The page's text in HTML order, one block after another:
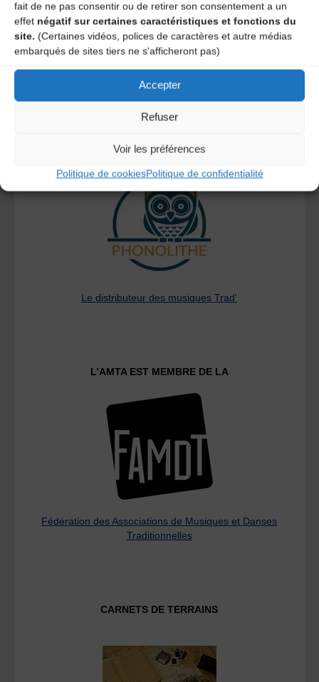
fait de ne pas consentir ou de retirer son consentement a un
effet négatif sur certaines caractéristiques et fonctions du
site. (Certaines vidéos, polices de caractères et autre médias
embarqués de sites tiers ne s'afficheront pas)
Accepter
Refuser
Voir les préférences
Politique de cookiesPolitique de confidentialité
commentaires sont traitées .
A DECOUVRIR :
Le distributeur des musiques Trad'
L’AMTA EST MEMBRE DE LA
Fédération des Associations de Musiques et Danses
Traditionnelles
CARNETS DE TERRAINS